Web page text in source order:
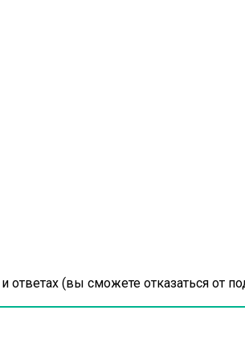
(вы cможете отказаться от